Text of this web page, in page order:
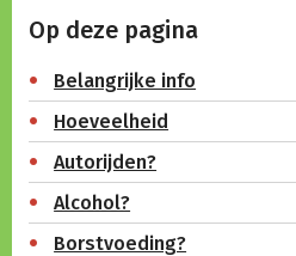
Op deze pagina
Belangrijke info
Hoeveelheid
Autorijden?
Alcohol?
Borstvoeding?